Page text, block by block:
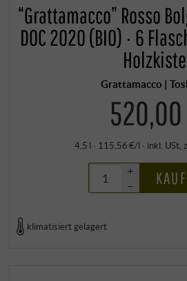
“Grattamacco” Rosso
DOC 2020 (BIO) · 6
Holzkiste
Grattamacco |
4,5 l · 115,56 €/l · inkl. USt,
+
–
klimatisiert gelagert